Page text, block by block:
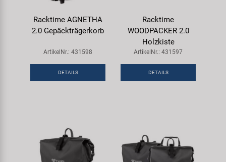
Racktime AGNETHA
2.0 Gepäckträgerkorb
ArtikelNr.: 431598
DETAILS
Racktime
WOODPACKER 2.0
Holzkiste
ArtikelNr.: 431597
DETAILS